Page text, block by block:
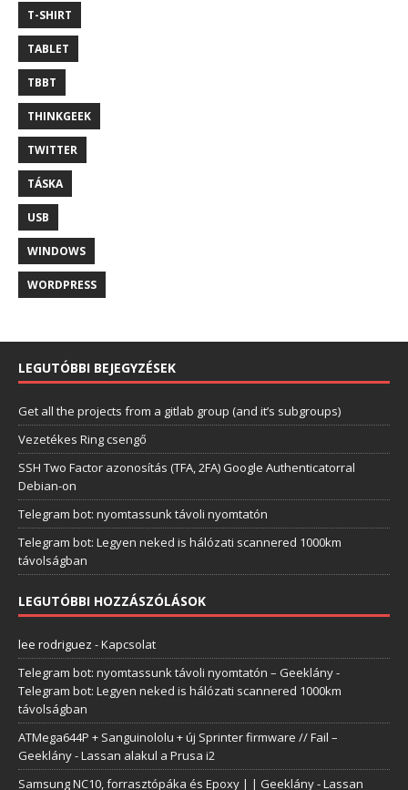
T-SHIRT
TABLET
TBBT
THINKGEEK
TWITTER
TÁSKA
USB
WINDOWS
WORDPRESS
LEGUTÓBBI BEJEGYZÉSEK
Get all the projects from a gitlab group (and it’s subgroups)
Vezetékes Ring csengő
SSH Two Factor azonosítás (TFA, 2FA) Google Authenticatorral
Debian-on
Telegram bot: nyomtassunk távoli nyomtatón
Telegram bot: Legyen neked is hálózati scannered 1000km
távolságban
LEGUTÓBBI HOZZÁSZÓLÁSOK
lee rodriguez -Kapcsolat
Telegram bot: nyomtassunk távoli nyomtatón – Geeklány-
Telegram bot: Legyen neked is hálózati scannered 1000km
távolságban
ATMega644P + Sanguinololu + új Sprinter firmware // Fail –
Geeklány-Lassan alakul a Prusa i2
Samsung NC10, forrasztópáka és Epoxy | | Geeklány-Lassan